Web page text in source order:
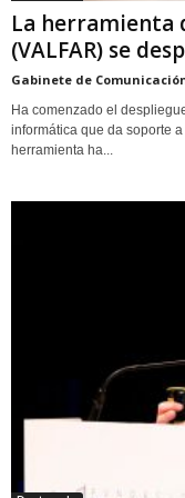
La herramienta
(VALFAR) se
Gabinete de Comunicación
Ha comenzado el
informática que da soporte
herramienta ha...